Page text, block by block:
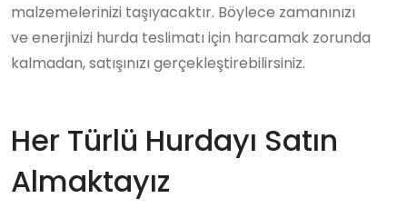
malzemelerinizi taşıyacaktır. Böylece zamanınızı
ve enerjinizi hurda teslimatı için harcamak zorunda
kalmadan, satışınızı gerçekleştirebilirsiniz.
Her Türlü Hurdayı Satın
Almaktayız